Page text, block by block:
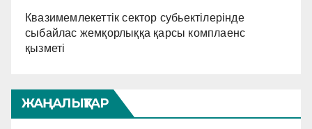
Квазимемлекеттік сектор субьектілерінде
сыбайлас жемқорлыққа қарсы комплаенс
қызметі
ЖАҢАЛЫҚТАР